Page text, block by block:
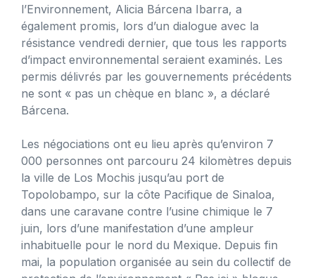
l’Environnement, Alicia Bárcena Ibarra, a
également promis, lors d’un dialogue avec la
résistance vendredi dernier, que tous les rapports
d’impact environnemental seraient examinés. Les
permis délivrés par les gouvernements précédents
ne sont « pas un chèque en blanc », a déclaré
Bárcena.
Les négociations ont eu lieu après qu’environ 7
000 personnes ont parcouru 24 kilomètres depuis
la ville de Los Mochis jusqu’au port de
Topolobampo, sur la côte Pacifique de Sinaloa,
dans une caravane contre l’usine chimique le 7
juin, lors d’une manifestation d’une ampleur
inhabituelle pour le nord du Mexique. Depuis fin
mai, la population organisée au sein du collectif de